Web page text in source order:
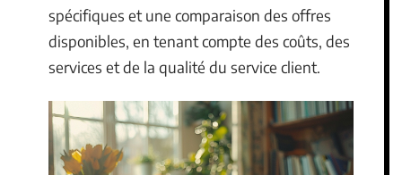
spécifiques et une comparaison des offres
disponibles, en tenant compte des coûts, des
services et de la qualité du service client.